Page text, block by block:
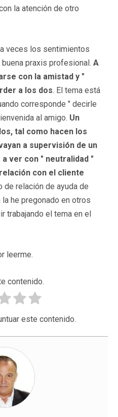
la atención de otro
veces los sentimientos
praxis profesional. A
con la amistad y "
a los dos. El tema está
corresponde " decirle
al amigo. Un
tal como hacen los
a supervisión de un
ver con " neutralidad "
con el cliente
de relación de ayuda de
he pregonado en otros
trabajando el tema en el
leerme.
contenido.
este contenido.